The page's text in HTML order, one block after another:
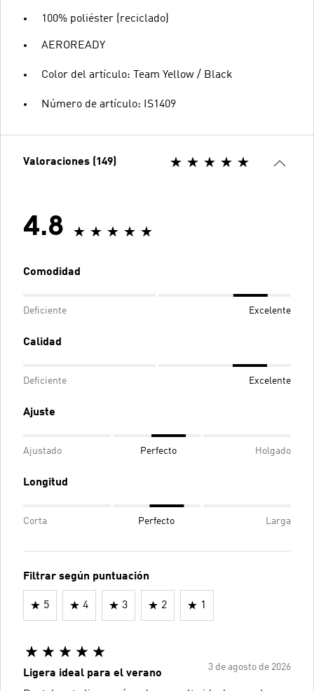
100% poliéster (reciclado)
AEROREADY
Color del artículo: Team Yellow / Black
Número de artículo: IS1409
Valoraciones (149)
4.8
Comodidad
Deficiente Excelente
Calidad
Deficiente Excelente
Ajuste
Ajustado Perfecto Holgado
Longitud
Corta Perfecto Larga
Filtrar según puntuación
5 4 3 2 1
3 de agosto de 2026
Ligera ideal para el verano